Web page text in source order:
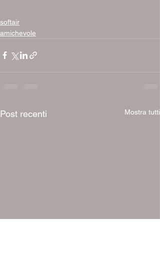
softair
amichevole
Post recenti Mostra tutti